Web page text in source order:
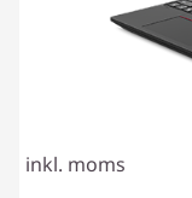
inkl. moms